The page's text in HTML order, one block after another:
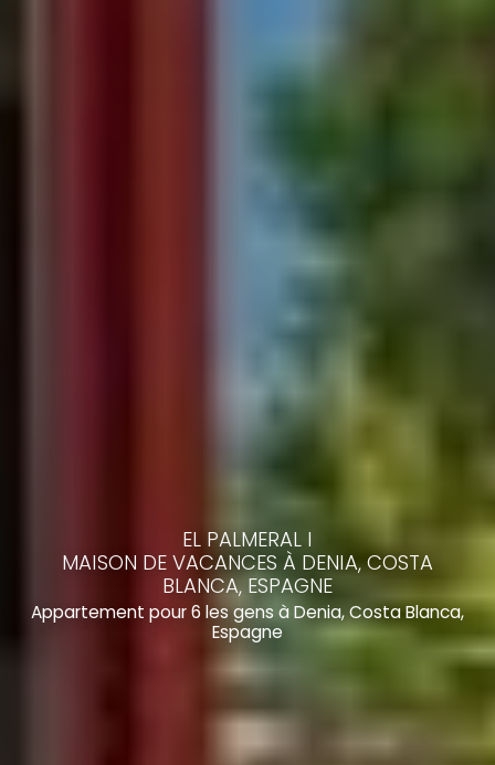
EL PALMERAL I
MAISON DE VACANCES À DENIA, COSTA
BLANCA, ESPAGNE
Appartement pour 6 les gens à Denia, Costa Blanca,
Espagne